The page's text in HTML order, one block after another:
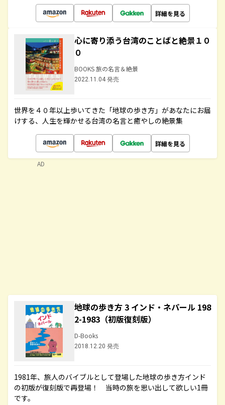
詳細を見る
心に寄り添う台湾のことばと絶景１０
０
BOOKS 旅の名言＆絶景
2022.11.04 発売
世界を４０年以上歩いてきた「地球の歩き方」があなたにお届
けする、人生を輝かせる台湾の名言と癒やしの絶景集
詳細を見る
地球の歩き方 3 インド・ネパール 198
2-1983（初版復刻版）
D-Books
2018.12.20 発売
1981年、旅人のバイブルとして登場した地球の歩き方インド
の初版が復刻版で再登場！ 当時の旅を思い出して欲しい1冊
です。
AD